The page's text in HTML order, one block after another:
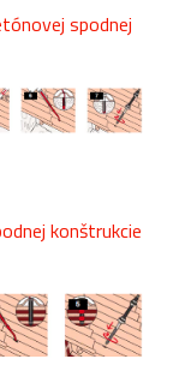
spodnej
konštrukcie